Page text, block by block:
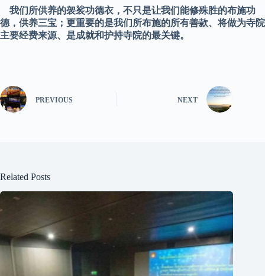
我们所供养的袈裟功德衣，不只是让我们能修殊胜的布施功
德，供养三宝；更重要的是我们所布施的所有善款、将做为寺院
主要经费来源、是成就和护持寺院的最关键。
PREVIOUS NEXT
Related Posts